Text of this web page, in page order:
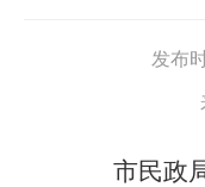
发布
市民政